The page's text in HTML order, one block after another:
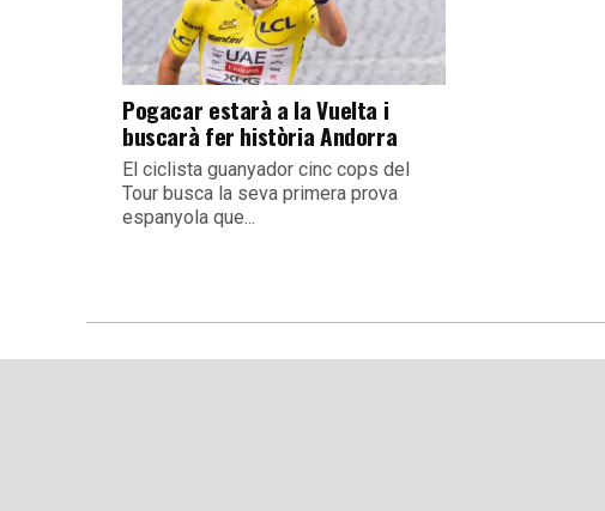
Pogacar estarà a la Vuelta i
buscarà fer història Andorra
El ciclista guanyador cinc cops del
Tour busca la seva primera prova
espanyola que...